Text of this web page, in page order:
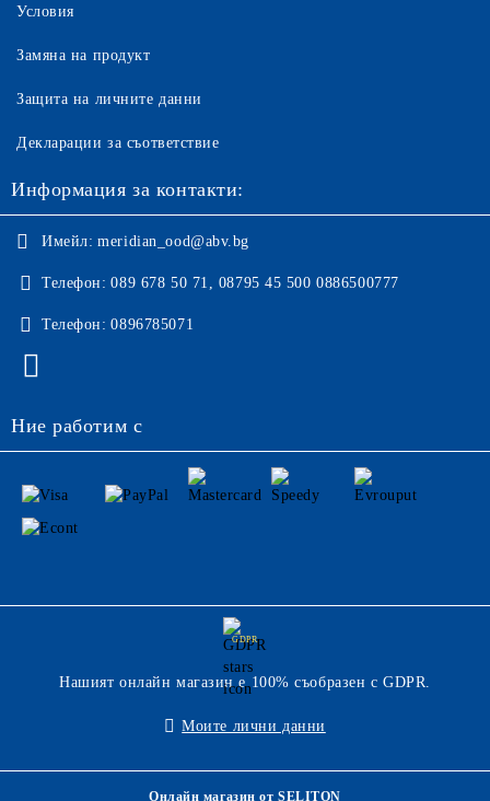
Условия
Замяна на продукт
Защита на личните данни
Декларации за съответствие
Информация за контакти:
Имейл: meridian_ood@abv.bg
Телефон: 089 678 50 71, 08795 45 500 0886500777
Телефон: 0896785071
Ние работим с
GDPR
Нашият онлайн магазин е 100% съобразен с GDPR.
Моите лични данни
Онлайн магазин от SELITON